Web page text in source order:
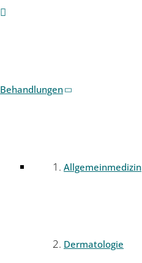
Behandlungen
Allgemeinmedizin
Dermatologie